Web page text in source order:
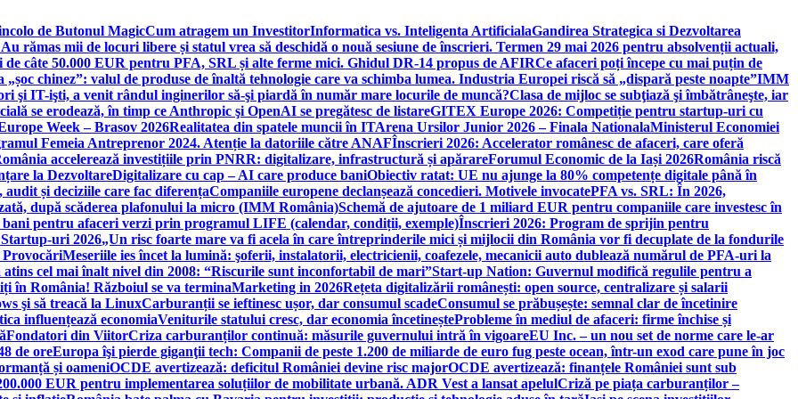
de Butonul MagicCum atragem un InvestitorInformatica vs. Inteligenta ArtificialaGandirea Strategica si Dezvoltarea
rămas mii de locuri libere și statul vrea să deschidă o nouă sesiune de înscrieri. Termen 29 mai 2026 pentru absolvenții actuali,
câte 50.000 EUR pentru PFA, SRL și alte ferme mici. Ghidul DR-14 propus de AFIRCe afaceri poți începe cu mai puțin de
„șoc chinez”: valul de produse de înaltă tehnologie care va schimba lumea. Industria Europei riscă să „dispară peste noapte”IMM
şi IT-işti, a venit rândul inginerilor să-şi piardă în număr mare locurile de muncă?Clasa de mijloc se subţiază şi îmbătrâneşte, iar
se erodează, în timp ce Anthropic şi OpenAI se pregătesc de listareGITEX Europe 2026: Competiție pentru startup-uri cu
Week – Brasov 2026Realitatea din spatele muncii în ITArena Ursilor Junior 2026 – Finala NationalaMinisterul Economiei
Femeia Antreprenor 2024. Atenție la datoriile către ANAFÎnscrieri 2026: Accelerator românesc de afaceri, care oferă
accelerează investițiile prin PNRR: digitalizare, infrastructură și apărareForumul Economic de la Iași 2026România riscă
la DezvoltareDigitalizare cu cap – AI care produce baniObiectiv ratat: UE nu ajunge la 80% competențe digitale până în
și deciziile care fac diferențaCompaniile europene declanșează concedieri. Motivele invocatePFA vs. SRL: În 2026,
după scăderea plafonului la micro (IMM România)Schemă de ajutoare de 1 miliard EUR pentru companiile care investesc în
pentru afaceri verzi prin programul LIFE (calendar, condiții, exemple)Înscrieri 2026: Program de sprijin pentru
uri 2026„Un risc foarte mare va fi acela în care întreprinderile mici și mijlocii din România vor fi decuplate de la fondurile
Meseriile ies încet la lumină: şoferii, instalatorii, electricienii, coafezele, mecanicii auto dublează numărul de PFA-uri la
cel mai înalt nivel din 2008: “Riscurile sunt inconfortabil de mari”Start-up Nation: Guvernul modifică regulile pentru a
în România! Războiul se va terminaMarketing in 2026Rețeta digitalizării românești: open source, centralizare și salarii
şi să treacă la LinuxCarburanții se ieftinesc ușor, dar consumul scadeConsumul se prăbușește: semnal clar de încetinire
influențează economiaVeniturile statului cresc, dar economia încetineșteProbleme în mediul de afaceri: firme închise și
Fondatori din ViitorCriza carburanților continuă: măsurile guvernului intră în vigoareEU Inc. – un nou set de norme care le-ar
de oreEuropa îşi pierde giganţii tech: Companii de peste 1.200 de miliarde de euro fug peste ocean, într-un exod care pune în joc
și oameniOCDE avertizează: deficitul României devine risc majorOCDE avertizează: finanțele României sunt sub
EUR pentru implementarea soluțiilor de mobilitate urbană. ADR Vest a lansat apelulCriză pe piața carburanților –